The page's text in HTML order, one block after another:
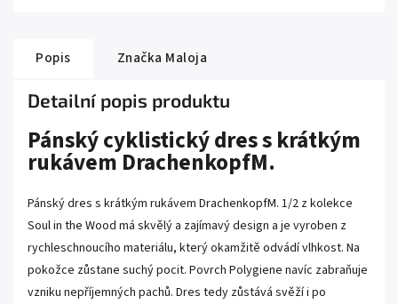
Popis Značka Maloja
Detailní popis produktu
Pánský cyklistický dres s krátkým
rukávem DrachenkopfM.
Pánský dres s krátkým rukávem DrachenkopfM. 1/2 z kolekce
Soul in the Wood má skvělý a zajímavý design a je vyroben z
rychleschnoucího materiálu, který okamžitě odvádí vlhkost. Na
pokožce zůstane suchý pocit. Povrch Polygiene navíc zabraňuje
vzniku nepříjemných pachů. Dres tedy zůstává svěží i po